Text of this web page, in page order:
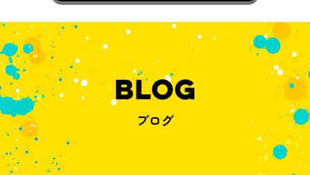
ブログ